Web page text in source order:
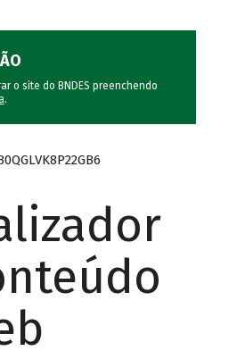
o site do BNDES preenchendo
.